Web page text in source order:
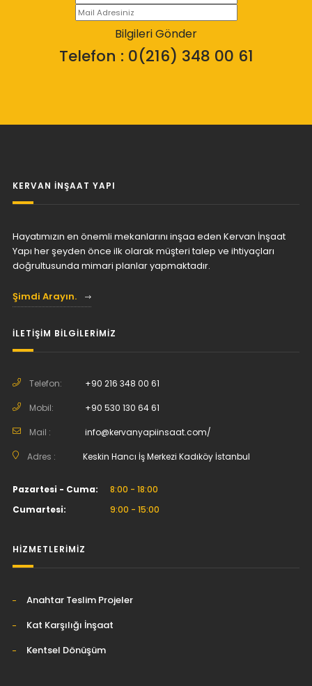
Bilgileri Gönder
Telefon : 0(216) 348 00 61
KERVAN İNŞAAT YAPI
Hayatımızın en önemli mekanlarını inşaa eden Kervan İnşaat
Yapı her şeyden önce ilk olarak müşteri talep ve ihtiyaçları
doğrultusunda mimari planlar yapmaktadır.
Şimdi Arayın.
İLETİŞİM BİLGİLERİMİZ
Telefon: +90 216 348 00 61
Mobil: +90 530 130 64 61
Mail : info@kervanyapiinsaat.com/
Adres : Keskin Hancı İş Merkezi Kadıköy İstanbul
Pazartesi - Cuma:
8:00 - 18:00
Cumartesi:
9:00 - 15:00
HİZMETLERİMİZ
Anahtar Teslim Projeler
Kat Karşılığı İnşaat
Kentsel Dönüşüm